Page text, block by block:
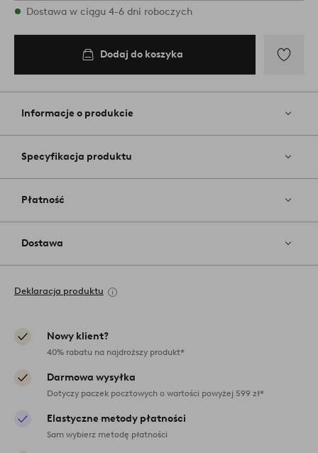
2 rozmiary są dostępne w magazynie
Dostawa w ciągu 4-6 dni roboczych
Dodaj do koszyka
do
Informacje o produkcie
Specyfikacja produktu
Płatność
Dostawa
Deklaracja produktu
Nowy klient?
40% rabatu na najdroższy produkt*
Darmowa wysyłka
Dotyczy paczek pocztowych o wartości powyżej 599 zł*
Elastyczne metody płatności
Sam wybierz metodę płatności